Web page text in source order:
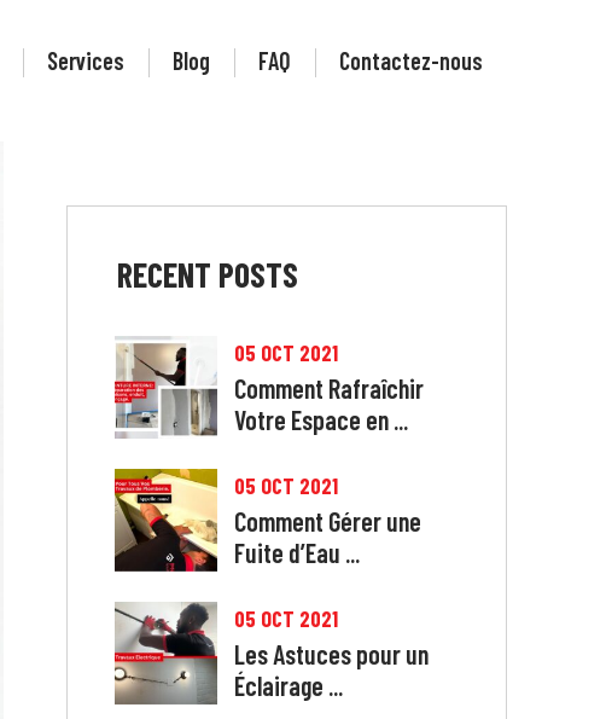
Services Blog FAQ Contactez-nous
RECENT POSTS
05 OCT 2021
Comment Rafraîchir
Votre Espace en ...
05 OCT 2021
Comment Gérer une
Fuite d’Eau ...
05 OCT 2021
Les Astuces pour un
Éclairage ...